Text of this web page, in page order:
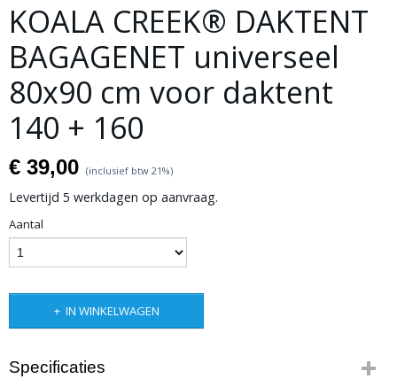
KOALA CREEK® DAKTENT
BAGAGENET universeel
80x90 cm voor daktent
140 + 160
€ 39,00 (inclusief btw 21%)
Levertijd 5 werkdagen op aanvraag.
Aantal
IN WINKELWAGEN
Specificaties